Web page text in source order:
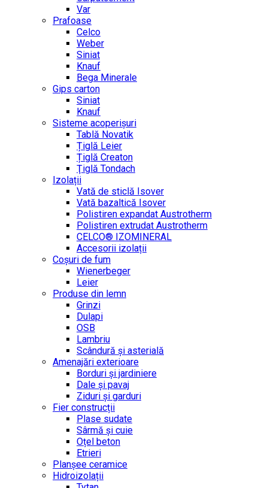
Var
Prafoase
Celco
Weber
Siniat
Knauf
Bega Minerale
Gips carton
Siniat
Knauf
Sisteme acoperișuri
Tablă Novatik
Țiglă Leier
Țiglă Creaton
Ţiglă Tondach
Izolații
Vată de sticlă Isover
Vată bazaltică Isover
Polistiren expandat Austrotherm
Polistiren extrudat Austrotherm
CELCO® IZOMINERAL
Accesorii izolații
Coșuri de fum
Wienerbeger
Leier
Produse din lemn
Grinzi
Dulapi
OSB
Lambriu
Scândură și asterială
Amenajări exterioare
Borduri și jardiniere
Dale și pavaj
Ziduri și garduri
Fier construcții
Plase sudate
Sârmă şi cuie
Oțel beton
Etrieri
Planșee ceramice
Hidroizolații